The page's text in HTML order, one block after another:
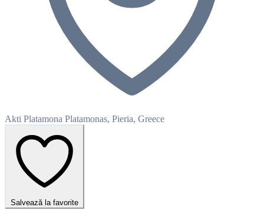
Akti Platamona Platamonas, Pieria, Greece
Salvează la favorite